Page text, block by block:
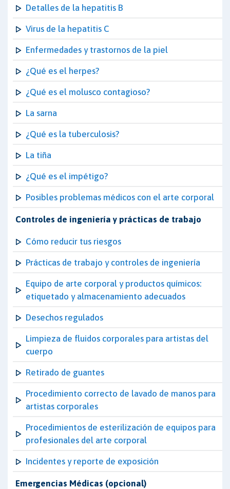
Detalles de la hepatitis B
Virus de la hepatitis C
Enfermedades y trastornos de la piel
¿Qué es el herpes?
¿Qué es el molusco contagioso?
La sarna
¿Qué es la tuberculosis?
La tiña
¿Qué es el impétigo?
Posibles problemas médicos con el arte corporal
Controles de ingeniería y prácticas de trabajo
Cómo reducir tus riesgos
Prácticas de trabajo y controles de ingeniería
Equipo de arte corporal y productos químicos:
etiquetado y almacenamiento adecuados
Desechos regulados
Limpieza de fluidos corporales para artistas del
cuerpo
Retirado de guantes
Procedimiento correcto de lavado de manos para
artistas corporales
Procedimientos de esterilización de equipos para
profesionales del arte corporal
Incidentes y reporte de exposición
Emergencias Médicas (opcional)